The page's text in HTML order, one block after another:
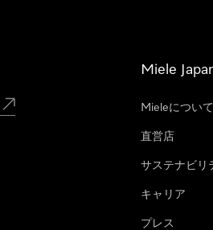
Miele
Mieleについて
直営店
サステナビリ
キャリア
プレス